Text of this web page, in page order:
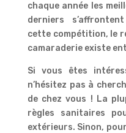
chaque année les
derniers
cette compétition, le
camaraderie existe
Si vous êtes
n’hésitez pas à
de chez vous ! La
règles sanitaires
extérieurs. Sinon,